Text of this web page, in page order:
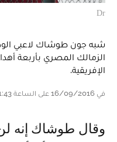
Dr
شبه جون طوشاك لاعبي
الزمالك المصري بأربعة
الإفريقية.
في 16/09/2016 على الساعة 21:43
وقال طوشاك إنه لن يستقيل من مهامه،